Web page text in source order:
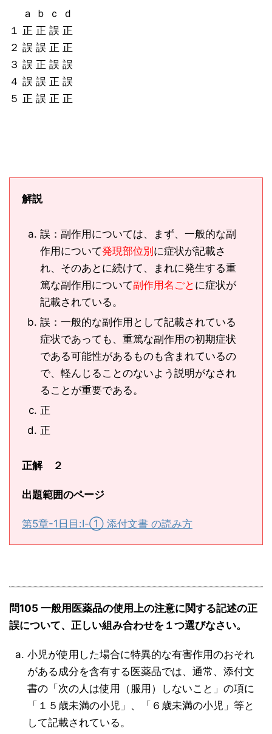
ａ ｂ ｃ ｄ
１ 正 正 誤 正
２ 誤 誤 正 正
３ 誤 正 誤 誤
４ 誤 誤 正 誤
５ 正 誤 正 正
解説
誤：副作用については、まず、一般的な副
作用について発現部位別 に症状が記載さ
れ、そのあとに続けて、まれに発生する重
篤な副作用について副作用名ごと に症状が
記載されている。
誤：一般的な副作用として記載されている
症状であっても、重篤な副作用の初期症状
である可能性があるものも含まれているの
で、軽んじることのないよう説明がなされ
ることが重要である。
正
正
正解 ２
出題範囲のページ
第5章-1日目:Ⅰ-① 添付文書 の読み方
問105 一般用医薬品の使用上の注意に関する記述の正
誤について、正しい組み合わせを１つ選びなさい。
小児が使用した場合に特異的な有害作用のおそれ
がある成分を含有する医薬品では、通常、添付文
書の「次の人は使用（服用）しないこと」の項に
「１５歳未満の小児」、「６歳未満の小児」等と
して記載されている。